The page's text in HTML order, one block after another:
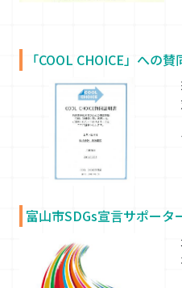
「COOL CHOICE」への賛
富山市SDGs宣言サポータ